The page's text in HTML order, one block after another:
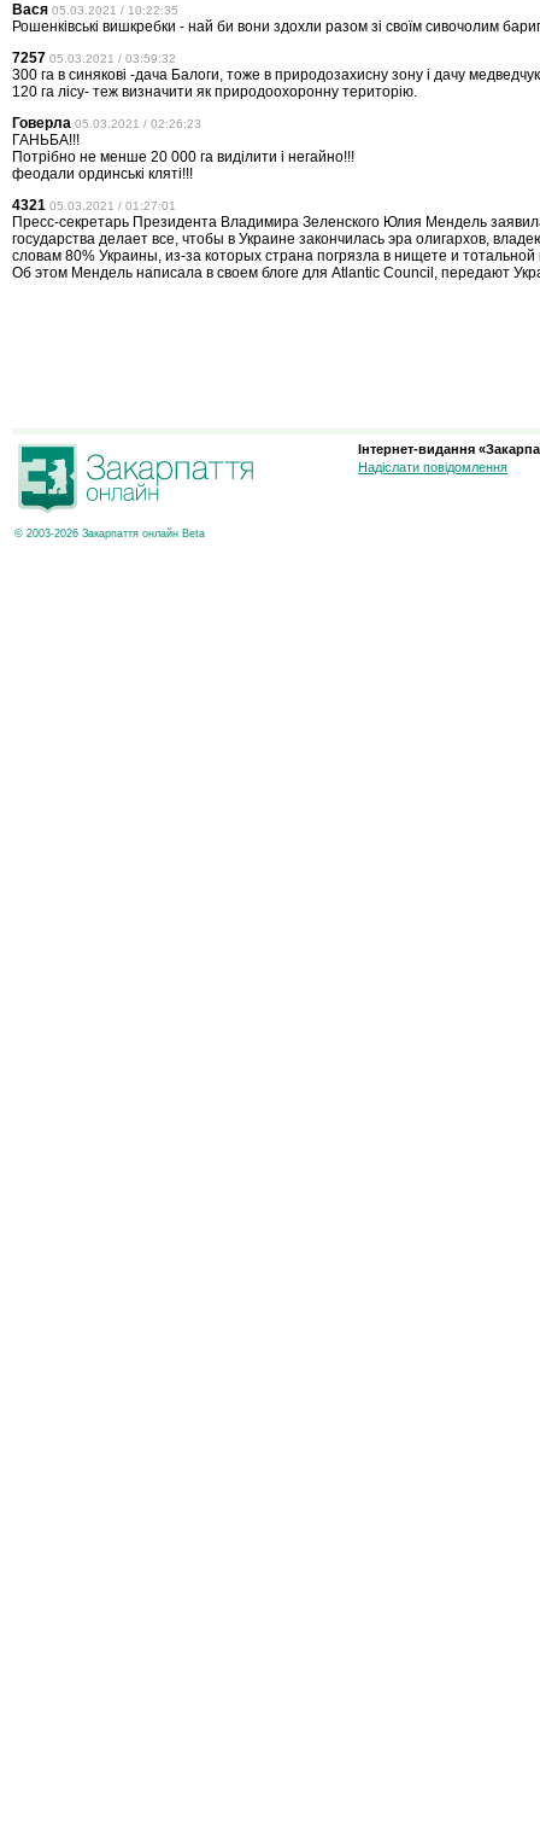
Вася 05.03.2021 / 10:22:35
Рошенківські вишкребки - най би вони здохли разом зі своїм сивочолим
7257 05.03.2021 / 03:59:32
300 га в синякові -дача Балоги, тоже в природозахисну зону і дачу
120 га лісу- теж визначити як природоохоронну територію.
Говерла 05.03.2021 / 02:26:23
ГАНЬБА!!!
Потрібно не менше 20 000 га виділити і негайно!!!
феодали ординські кляті!!!
4321 05.03.2021 / 01:27:01
Пресс-секретарь Президента Владимира Зеленского Юлия Мендель
государства делает все, чтобы в Украине закончилась эра олигархов,
словам 80% Украины, из-за которых страна погрязла в нищете и тотальной
Об этом Мендель написала в своем блоге для Atlantic Council, передают
© 2003-2026 Закарпаття онлайн Beta
Інтернет-видання
Надіслати повідомлення